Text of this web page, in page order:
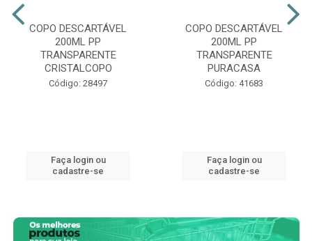
COPO DESCARTÁVEL
200ML PP
TRANSPARENTE
CRISTALCOPO
Código: 28497
Faça login ou
cadastre-se
COPO DESCARTÁVEL
200ML PP
TRANSPARENTE
PURACASA
Código: 41683
Faça login ou
cadastre-se